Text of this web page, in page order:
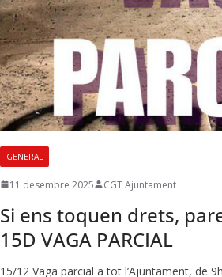
GENERAL
11 desembre 2025 CGT Ajuntament
Si ens toquen drets,
15D VAGA PARCIAL
15/12 Vaga parcial a tot l’Ajuntament, de